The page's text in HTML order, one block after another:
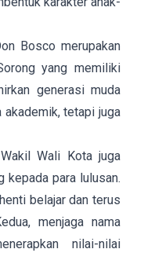
Bosco merupakan
yang memiliki
generasi muda
akademik, tetapi juga
Wali Kota juga
kepada para lulusan.
belajar dan terus
menjaga nama
nilai-nilai